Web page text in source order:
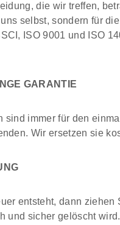
die wir treffen,
selbst, sondern für
ISO 9001 und ISO
GARANTIE
sind immer für den
Wir ersetzen sie
entsteht, dann
und sicher gelöscht